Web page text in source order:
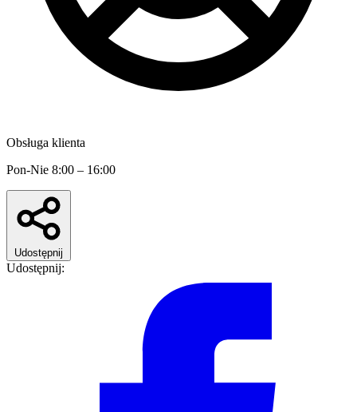
Obsługa klienta
Pon-Nie 8:00 – 16:00
Udostępnij
Udostępnij: